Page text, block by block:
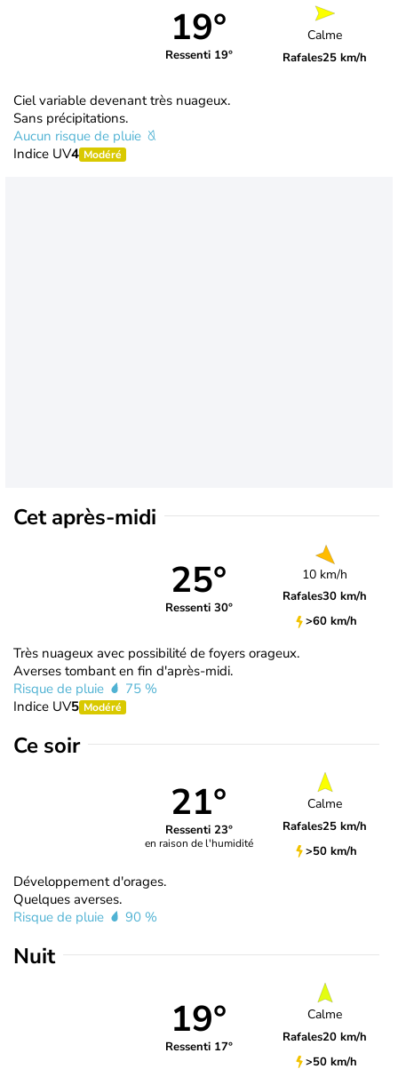
19°
Ressenti 19°
Calme
Rafales25 km/h
Ciel variable devenant très nuageux.
Sans précipitations.
Aucun risque de pluie
Indice UV4 Modéré
Cet après-midi
25°
Ressenti 30°
10 km/h
Rafales30 km/h
>60 km/h
Très nuageux avec possibilité de foyers orageux.
Averses tombant en fin d'après-midi.
Risque de pluie
75 %
Indice UV5 Modéré
Ce soir
21°
Ressenti 23°
en raison de l'humidité
Calme
Rafales25 km/h
>50 km/h
Développement d'orages.
Quelques averses.
Risque de pluie
90 %
Nuit
19°
Ressenti 17°
Calme
Rafales20 km/h
>50 km/h